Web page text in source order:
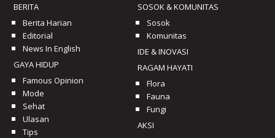
BERITA
Berita Harian
Editorial
News In English
GAYA HIDUP
Famous Opinion
Mode
Sehat
Ulasan
Tips
SOSOK & KOMUNITAS
Sosok
Komunitas
IDE & INOVASI
RAGAM HAYATI
Flora
Fauna
Fungi
AKSI